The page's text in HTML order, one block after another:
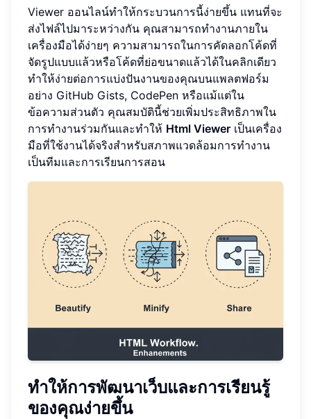
Viewer ออนไลน์ทำให้กระบวนการนี้ง่ายขึ้น แทนที่จะ
ส่งไฟล์ไปมาระหว่างกัน คุณสามารถทำงานภายใน
เครื่องมือได้ง่ายๆ ความสามารถในการคัดลอกโค้ดที่
จัดรูปแบบแล้วหรือโค้ดที่ย่อขนาดแล้วได้ในคลิกเดียว
ทำให้ง่ายต่อการแบ่งปันงานของคุณบนแพลตฟอร์ม
อย่าง GitHub Gists, CodePen หรือแม้แต่ใน
ข้อความส่วนตัว คุณสมบัตินี้ช่วยเพิ่มประสิทธิภาพใน
การทำงานร่วมกันและทำให้ Html Viewer เป็นเครื่อง
มือที่ใช้งานได้จริงสำหรับสภาพแวดล้อมการทำงาน
เป็นทีมและการเรียนการสอน
ทำให้การพัฒนาเว็บและการเรียนรู้
ของคุณง่ายขึ้น